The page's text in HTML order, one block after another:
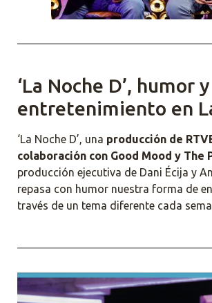
‘La Noche D’, humor y
entretenimiento en
‘La Noche D’, una producción de
colaboración con Good Mood y The
producción ejecutiva de Dani Écija y
repasa con humor nuestra forma de
través de un tema diferente cada